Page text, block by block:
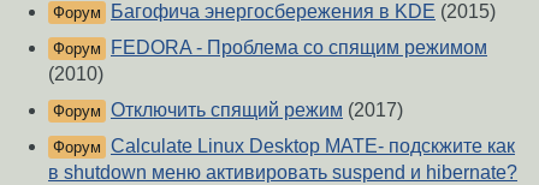
Форум Багофича энергосбережения в KDE (2015)
Форум
FEDORA - Проблема со спящим режимом
(2010)
Форум Отключить спящий режим (2017)
Форум Calculate Linux Desktop MATE- подскжите как
в shutdown меню активировать suspend и hibernate?